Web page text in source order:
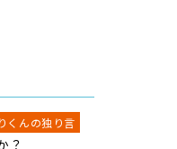
くんの独り言
？